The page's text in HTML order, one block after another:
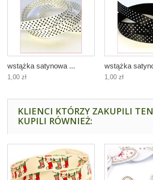
wstążka satynowa ...
1,00 zł
wstążka
1,00 zł
KLIENCI KTÓRZY ZAKUPILI
KUPILI RÓWNIEŻ: